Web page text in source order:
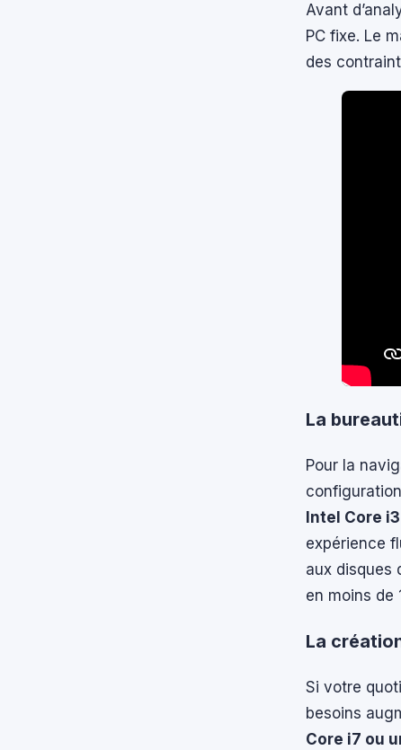
Avant
PC fixe. Le
des
La
Pour la
Intel Core
expérience
aux disques
en moins de
La
Si votre
besoins
Core i7 ou